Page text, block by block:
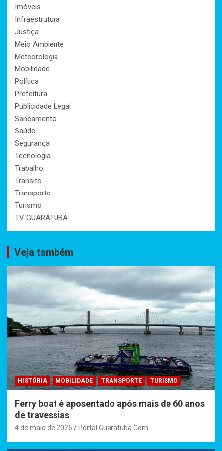
Imóveis
Infraestrutura
Justiça
Meio Ambiente
Meteorologia
Mobilidade
Política
Prefeitura
Publicidade Legal
Saneamento
Saúde
Segurança
Tecnologia
Trabalho
Transito
Transporte
Turismo
TV GUARATUBA
Veja também
HISTÓRIA MOBILIDADE TRANSPORTE TURISMO
Ferry boat é aposentado após mais de 60 anos
de travessias
4 de maio de 2026 Portal Guaratuba.Com